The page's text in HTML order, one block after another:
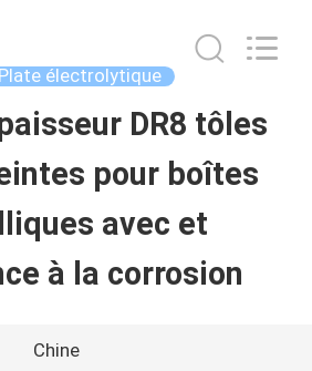
électrolytique
DR8 tôles
pour boîtes
avec et
à la corrosion
Chine